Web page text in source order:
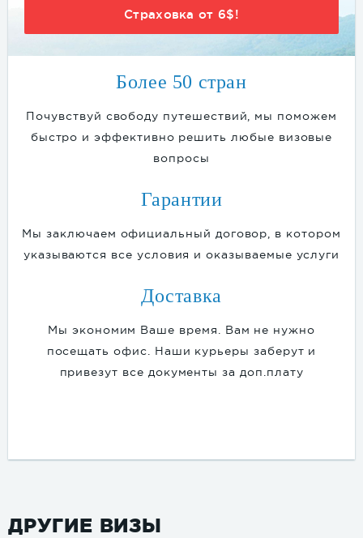
Страховка от 6$!
Более 50 стран
Почувствуй свободу путешествий, мы поможем
быстро и эффективно решить любые визовые
вопросы
Гарантии
Мы заключаем официальный договор, в котором
указываются все условия и оказываемые услуги
Доставка
Мы экономим Ваше время. Вам не нужно
посещать офис. Наши курьеры заберут и
привезут все документы за доп.плату
ДРУГИЕ ВИЗЫ